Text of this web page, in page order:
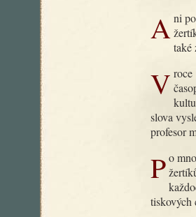
Ani poté, co dobrý dědoušek zemřel, nezapomnělo se na něj. Jeho
také
V roce 1898 Jos. R. Vilímek, slovutný český nakladatel, rozhodl, že v
slova
profesor
Po mnoha letech byla nyní podniknuta nová práce, záležející v sebrání
tiskových